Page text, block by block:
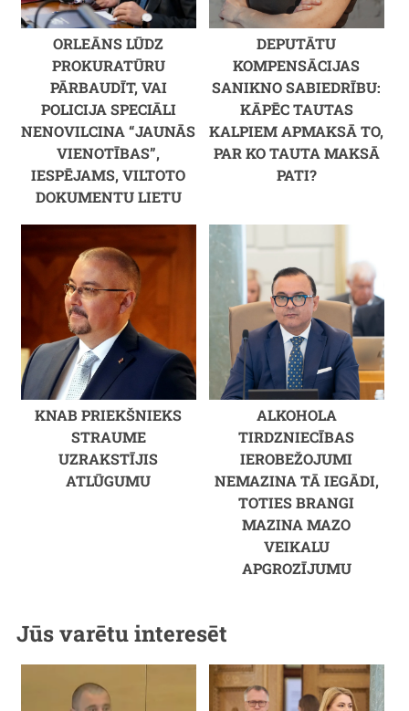
ORLEĀNS LŪDZ
PROKURATŪRU
PĀRBAUDĪT, VAI
POLICIJA SPECIĀLI
NENOVILCINA “JAUNĀS
VIENOTĪBAS”,
IESPĒJAMS, VILTOTO
DOKUMENTU LIETU
DEPUTĀTU
KOMPENSĀCIJAS
SANIKNO SABIEDRĪBU:
KĀPĒC TAUTAS
KALPIEM APMAKSĀ TO,
PAR KO TAUTA MAKSĀ
PATI?
KNAB PRIEKŠNIEKS
STRAUME
UZRAKSTĪJIS
ATLŪGUMU
ALKOHOLA
TIRDZNIECĪBAS
IEROBEŽOJUMI
NEMAZINA TĀ IEGĀDI,
TOTIES BRANGI
MAZINA MAZO
VEIKALU
APGROZĪJUMU
Jūs varētu interesēt